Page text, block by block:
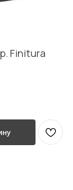
Finitura